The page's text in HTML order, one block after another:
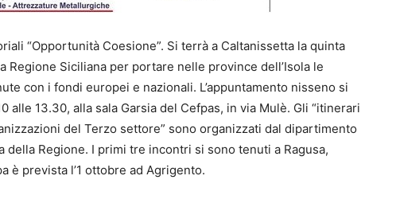
“Opportunità Coesione”. Si terrà a Caltanissetta la quinta
Regione Siciliana per portare nelle province dell’Isola le
con i fondi europei e nazionali. L’appuntamento nisseno si
alle 13.30, alla sala Garsia del Cefpas, in via Mulè. Gli “itinerari
del Terzo settore” sono organizzati dal dipartimento
della Regione. I primi tre incontri si sono tenuti a Ragusa,
è prevista l’1 ottobre ad Agrigento.